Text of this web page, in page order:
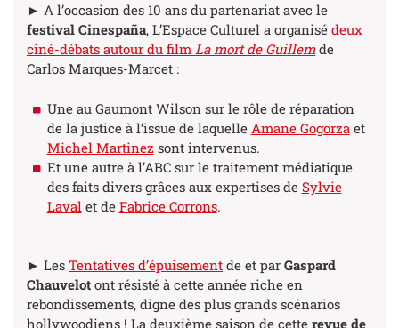
► A l’occasion des 10 ans du partenariat avec le
festival Cinespaña, L’Espace Culturel a organisé deux
ciné-débats autour du film La mort de Guillem de
Carlos Marques-Marcet :
Une au Gaumont Wilson sur le rôle de réparation
de la justice à l’issue de laquelle Amane Gogorza et
Michel Martinez sont intervenus.
Et une autre à l’ABC sur le traitement médiatique
des faits divers grâces aux expertises de Sylvie
Laval et de Fabrice Corrons.
► Les Tentatives d’épuisement de et par Gaspard
Chauvelot ont résisté à cette année riche en
rebondissements, digne des plus grands scénarios
hollywoodiens ! La deuxième saison de cette revue de